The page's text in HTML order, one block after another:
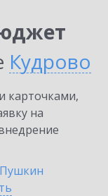
Кудрово
карточками,
на
Пушкин